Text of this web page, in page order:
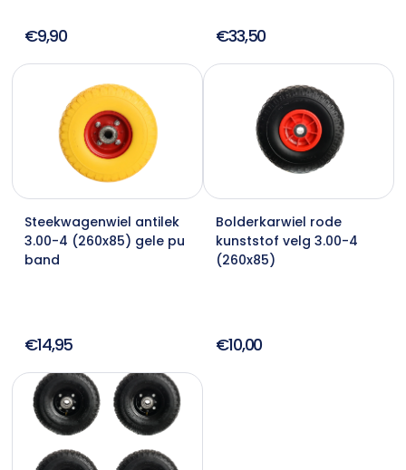
€9,90 €33,50
Steekwagenwiel antilek
3.00-4 (260x85) gele pu
band
€14,95
Bolderkarwiel rode
kunststof velg 3.00-4
(260x85)
€10,00